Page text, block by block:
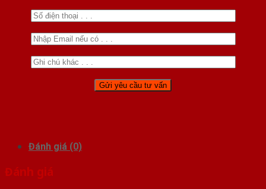
Đánh giá (0)
Đánh giá